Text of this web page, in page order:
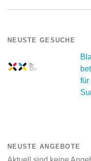
NEUSTE GESUCHE
für
NEUSTE ANGEBOTE